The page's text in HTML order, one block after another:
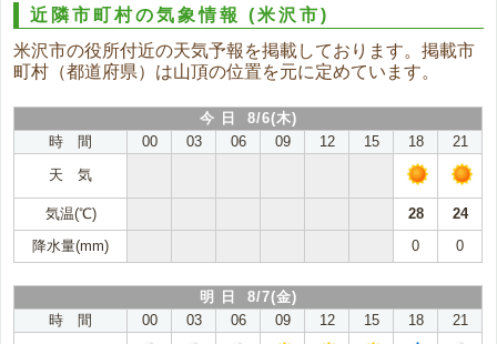
近隣市町村の気象情報(米沢市)
米沢市の役所付近の天気予報を掲載しております。掲載市
町村（都道府県）は山頂の位置を元に定めています。
今 日 8/6(木)
時 間
00 03 06 09 12 15 18
21
天 気
気温(℃) 28
24
降水量(mm)
0 0
明 日 8/7(金)
時 間
00 03 06 09 12 15 18
21